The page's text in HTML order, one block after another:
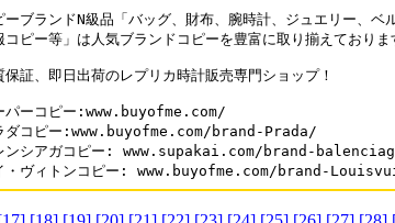
ーブランドN級品「バッグ、財布、腕時計、ジュエリー、ベ
コピー等」は人気ブランドコピーを豊富に取り揃えておりま
保証、即日出荷のレプリカ時計販売専門ショップ！
パーコピー:www.buyofme.com/
ダコピー:www.buyofme.com/brand-Prada/
ンシアガコピー: www.supakai.com/brand-
・ヴィトンコピー: www.buyofme.com/brand-